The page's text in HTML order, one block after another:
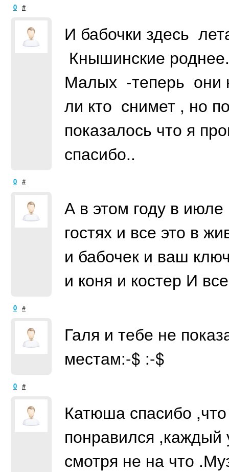
0 #
И бабочки здесь
Кнышинские
Малых -теперь они
ли кто снимет , но
показалось что я
спасибо..
0 #
А в этом году в
гостях и все это в
и бабочек и ваш
и коня и костер И
0 #
Галя и тебе не
местам:-$ :-$
0 #
Катюша спасибо
понравился ,каждый
смотря не на что